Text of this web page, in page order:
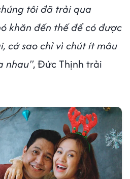
tôi đã trải qua
khăn đến thế để có được
cớ sao chỉ vì chút ít mâu
nhau", Đức Thịnh trải